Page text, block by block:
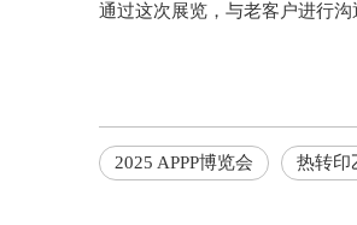
通过这次展览，与老客户进行
2025 APPP博览会 热转印